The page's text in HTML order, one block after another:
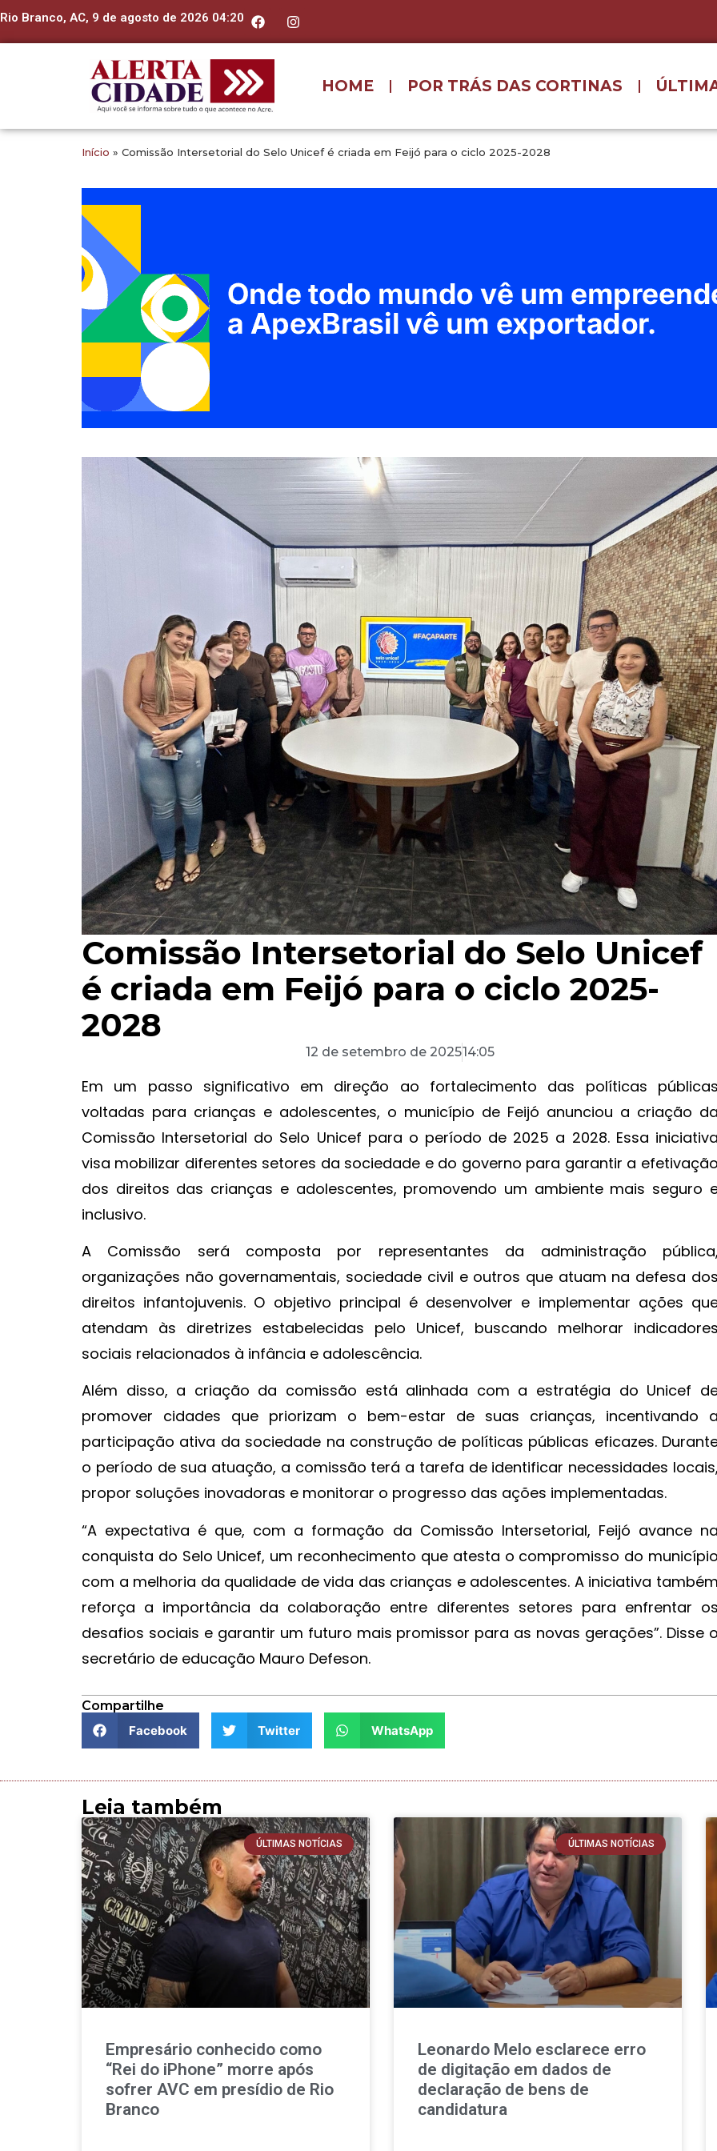
Rio Branco, AC, 9 de agosto de 2026 04:20
HOME POR TRÁS DAS CORTINAS
Início » Comissão Intersetorial do Selo Unicef é criada em Feijó para o ciclo 2025-2028
Comissão Intersetorial do Selo Unicef
é criada em Feijó para o ciclo 2025-
2028
12 de setembro de 202514:05
Em um passo significativo em direção ao fortalecimento das políticas públicas
voltadas para crianças e adolescentes, o município de Feijó anunciou a criação da
Comissão Intersetorial do Selo Unicef para o período de 2025 a 2028. Essa iniciativa
visa mobilizar diferentes setores da sociedade e do governo para garantir a efetivação
dos direitos das crianças e adolescentes, promovendo um ambiente mais seguro
inclusivo.
A Comissão será composta por representantes da administração pública,
organizações não governamentais, sociedade civil e outros que atuam na defesa dos
direitos infantojuvenis. O objetivo principal é desenvolver e implementar ações
atendam às diretrizes estabelecidas pelo Unicef, buscando melhorar indicadores
sociais relacionados à infância e adolescência.
Além disso, a criação da comissão está alinhada com a estratégia do Unicef
promover cidades que priorizam o bem-estar de suas crianças, incentivando a
participação ativa da sociedade na construção de políticas públicas eficazes.
o período de sua atuação, a comissão terá a tarefa de identificar necessidades locais,
propor soluções inovadoras e monitorar o progresso das ações implementadas.
“A expectativa é que, com a formação da Comissão Intersetorial, Feijó avance na
conquista do Selo Unicef, um reconhecimento que atesta o compromisso do município
com a melhoria da qualidade de vida das crianças e adolescentes. A iniciativa também
reforça a importância da colaboração entre diferentes setores para enfrentar os
desafios sociais e garantir um futuro mais promissor para as novas gerações”. Disse o
secretário de educação Mauro Defeson.
Compartilhe
Facebook
Twitter WhatsApp
Leia também
ÚLTIMAS NOTÍCIAS
Empresário conhecido como
“Rei do iPhone” morre após
sofrer AVC em presídio de Rio
Branco
ÚLTIMAS NOTÍCIAS
Leonardo Melo esclarece erro
de digitação em dados de
declaração de bens de
candidatura